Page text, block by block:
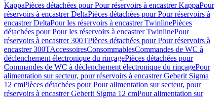
KappaPièces détachées pour Pour réservoirs à encastrer KappaPour
réservoirs à encastrer DeltaPièces détachées pour Pour réservoirs à
encastrer DeltaPour les réservoirs à encastrer TwinlinePièces
détachées pour Pour les réservoirs à encastrer TwinlinePour
réservoirs à encastrer 300TPièces détachées pour Pour réservoirs à
encastrer 300TAccessoiresConsommablesCommandes de WC à
déclenchement électronique du rinçagePièces détachées pour
Commandes de WC à déclenchement électronique du rinçagePour
alimentation sur secteur, pour réservoirs à encastrer Geberit Sigma
12 cmPièces détachées pour Pour alimentation sur secteur, pour
réservoirs à encastrer Geberit Sigma 12 cmPour alimentation sur